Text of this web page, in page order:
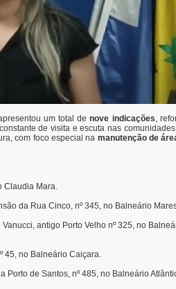
um total denove indicações,
de visita e escuta nas
com foco especial na manutenção de
Claudia Mara.
da Rua Cinco, nº 345, no Balneário
antigo Porto Velho nº 325, no
45, no Balneário Caiçara.
Porto de Santos, nº 485, no Balneário